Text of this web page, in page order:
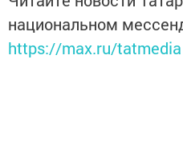
национальном
https://max.ru/tatmedia